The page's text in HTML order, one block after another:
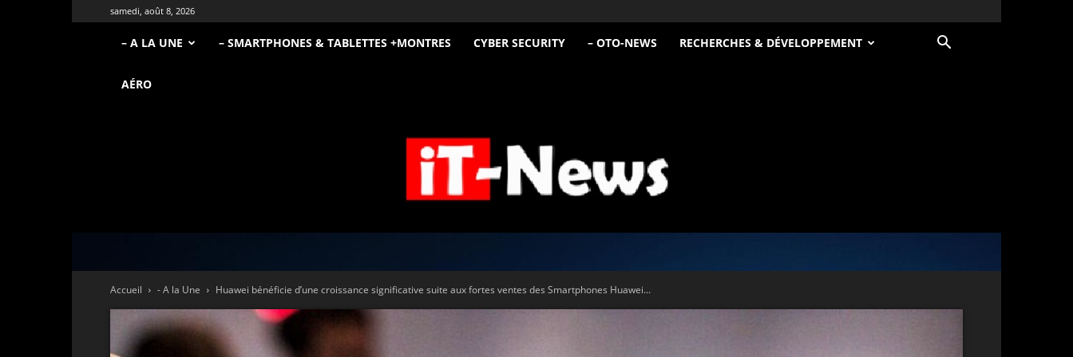
samedi, août 8, 2026
– A LA UNE – SMARTPHONES & TABLETTES +MONTRES CYBER SECURITY – OTO-NEWS RECHERCHES & DÉVELOPPEMENT
AÉRO
iT
Accueil
- A la Une Huawei bénéficie d’une croissance significative suite aux fortes ventes des Smartphones Huawei...